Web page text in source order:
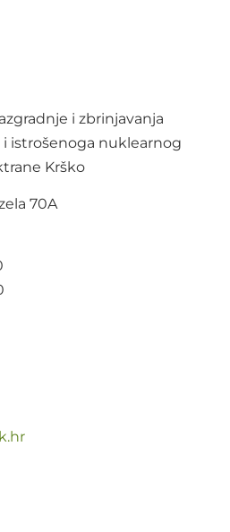
i zbrinjavanja
istrošenoga nuklearnog
Krško
70A